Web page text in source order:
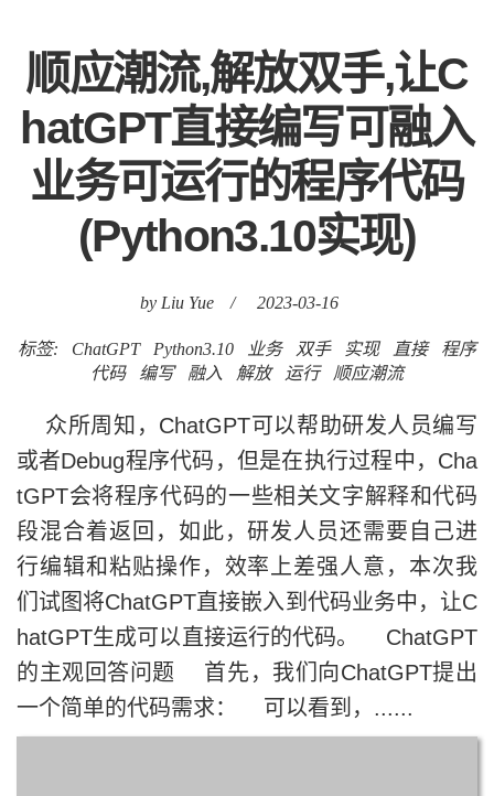
顺应潮流,解放双手,让C
hatGPT直接编写可融入
业务可运行的程序代码
(Python3.10实现)
by Liu Yue / 2023-03-16
标签: ChatGPT Python3.10 业务 双手 实现 直接
程序
代码
编写 融入 解放 运行 顺应潮流
众所周知，ChatGPT可以帮助研发人员编写
或者Debug程序代码，但是在执行过程中，Cha
tGPT会将程序代码的一些相关文字解释和代码
段混合着返回，如此，研发人员还需要自己进
行编辑和粘贴操作，效率上差强人意，本次我
们试图将ChatGPT直接嵌入到代码业务中，让C
hatGPT生成可以直接运行的代码。 ChatGPT
的主观回答问题 首先，我们向ChatGPT提出
一个简单的代码需求： 可以看到，......